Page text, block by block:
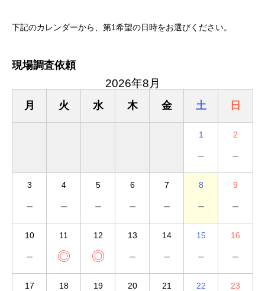
下記のカレンダーから、第1希望の日時をお選びください。
現場調査依頼
2026年8月
月 火 水 木 金 土 日
1
－
2
－
3
－
4
－
5
－
6
－
7
－
8
－
9
－
10
－
11
◎
12
◎
13
－
14
－
15
－
16
－
17 18 19 20 21 22 23